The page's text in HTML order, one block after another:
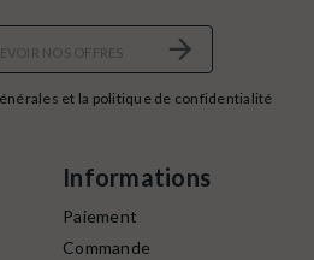
et la politique de confidentialité
Informations
Paiement
Commande